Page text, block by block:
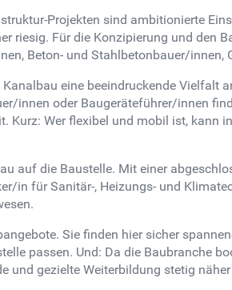
Projekten sind ambitionierte
riesig. Für die Konzipierung und den
Beton- und Stahlbetonbauer/
eine beeindruckende Vielfalt
innen oder Baugeräteführer/innen
Wer flexibel und mobil ist, kann
auf die Baustelle. Mit einer
in für Sanitär-, Heizungs- und
Sie finden hier sicher
passen. Und: Da die Baubranche
und gezielte Weiterbildung stetig